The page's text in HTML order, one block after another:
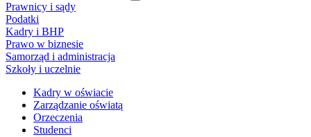
Prawnicy i sądy
Podatki
Kadry i BHP
Prawo w biznesie
Samorząd i administracja
Szkoły i uczelnie
Kadry w oświacie
Zarządzanie oświatą
Orzeczenia
Studenci